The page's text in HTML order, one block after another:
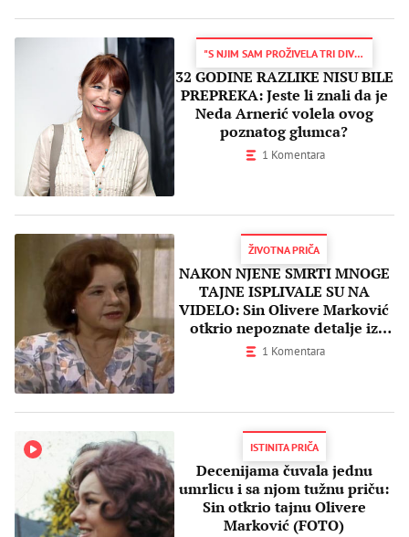
"S NJIM SAM PROŽIVELA TRI DIVNE GODINE"
32 GODINE RAZLIKE NISU BILE
PREPREKA: Jeste li znali da je
Neda Arnerić volela ovog
poznatog glumca?
1 Komentara
ŽIVOTNA PRIČA
NAKON NJENE SMRTI MNOGE
TAJNE ISPLIVALE SU NA
VIDELO: Sin Olivere Marković
otkrio nepoznate detalje iz
života proslavljene glumice
1 Komentara
ISTINITA PRIČA
Decenijama čuvala jednu
umrlicu i sa njom tužnu priču:
Sin otkrio tajnu Olivere
Marković (FOTO)